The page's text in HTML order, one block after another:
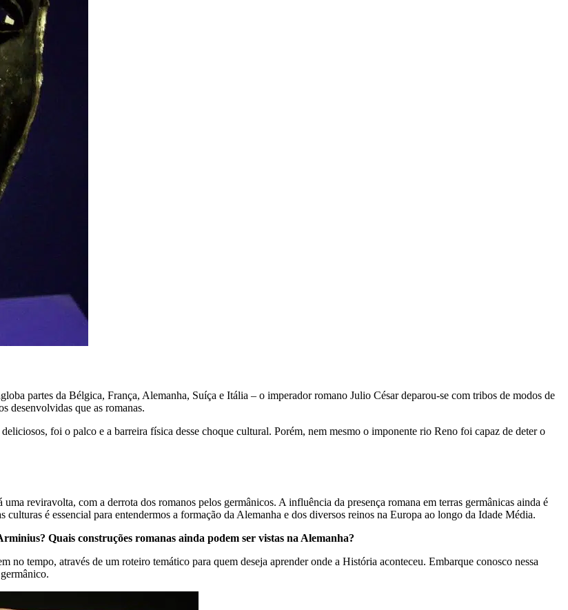
partes da Bélgica, França, Alemanha, Suíça e Itália – o imperador romano Julio César deparou-se com tribos de modos de
desenvolvidas que as romanas.
foi o palco e a barreira física desse choque cultural. Porém, nem mesmo o imponente rio Reno foi capaz de deter o
reviravolta, com a derrota dos romanos pelos germânicos. A influência da presença romana em terras germânicas ainda é
é essencial para entendermos a formação da Alemanha e dos diversos reinos na Europa ao longo da Idade Média.
Quais construções romanas ainda podem ser vistas na Alemanha?
tempo, através de um roteiro temático para quem deseja aprender onde a História aconteceu. Embarque conosco nessa